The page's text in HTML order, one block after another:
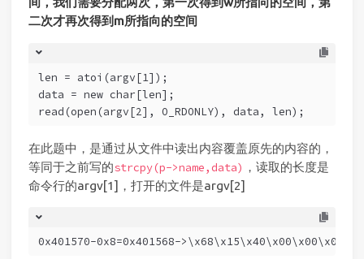
二次才再次得到m所指向的空间
len = atoi(argv[1]);
data = new char[len];
read(open(argv[2], O_RDONLY), data, len);
在此题中，是通过从文件中读出内容覆盖原先的内容的，
等同于之前写的strcpy(p->name,data) ，读取的长度是
命令行的argv[1]，打开的文件是argv[2]
0x401570-0x8=0x401568-